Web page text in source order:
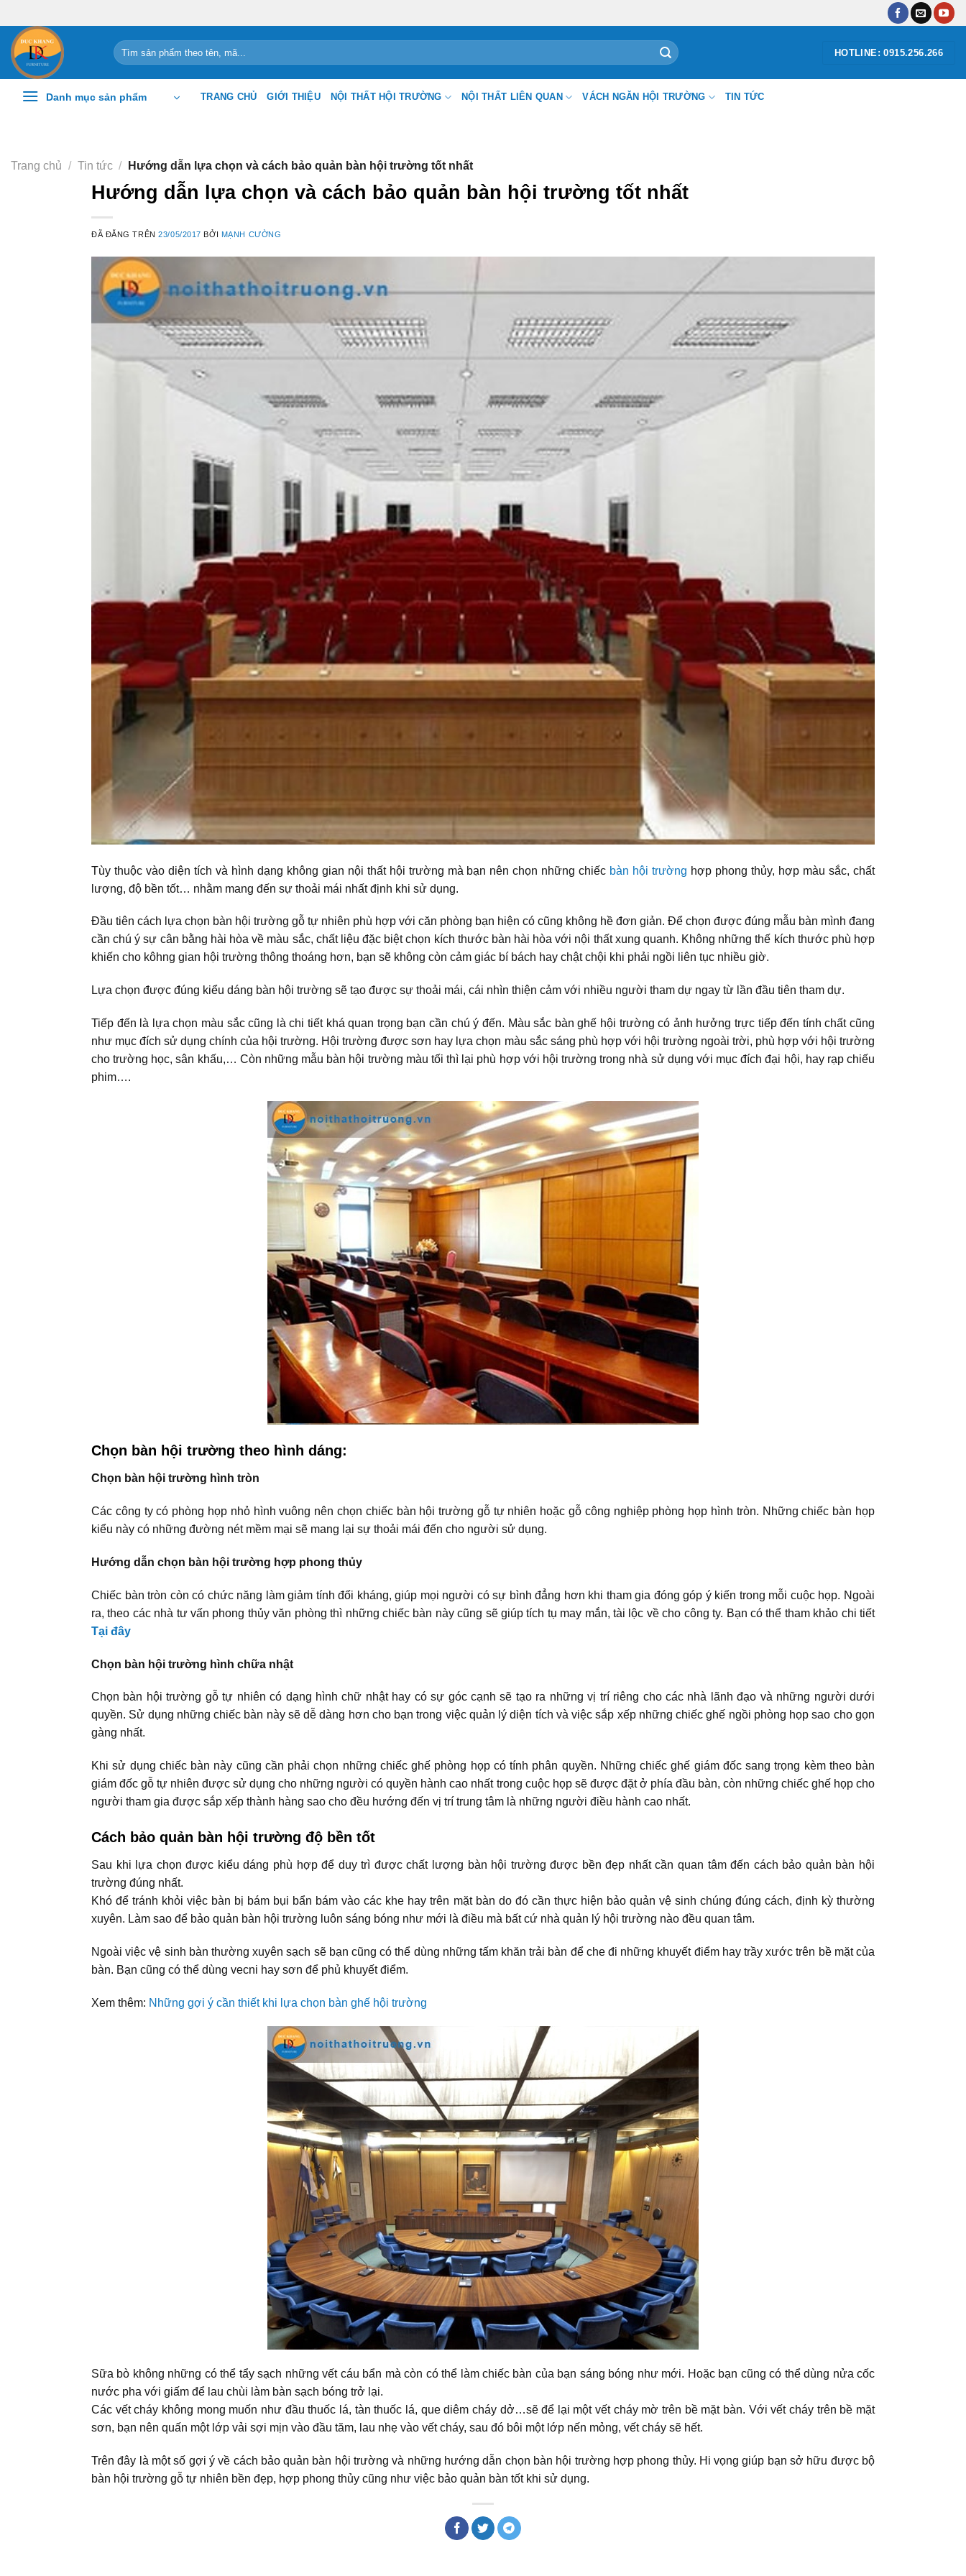
đến
nội
dung
Tìm
kiếm:
HOTLINE: 0915.256.266
Danh mục sản phẩm TRANG CHỦ GIỚI THIỆU NỘI THẤT HỘI TRƯỜNG NỘI THẤT LIÊN QUAN VÁCH NGĂN HỘI TRƯỜNG TIN TỨC
Trang chủ / Tin tức / Hướng dẫn lựa chọn và cách bảo quản bàn hội trường tốt nhất
Hướng dẫn lựa chọn và cách bảo quản bàn hội trường tốt nhất
ĐÃ ĐĂNG TRÊN23/05/2017 BỞI MẠNH CƯỜNG
Tùy thuộc vào diện tích và hình dạng không gian nội thất hội trường mà bạn nên chọn những chiếc bàn hội trường hợp phong thủy, hợp màu sắc, chất
lượng, độ bền tốt… nhằm mang đến sự thoải mái nhất định khi sử dụng.
Đầu tiên cách lựa chọn bàn hội trường gỗ tự nhiên phù hợp với căn phòng bạn hiện có cũng không hề đơn giản. Để chọn được đúng mẫu bàn mình đang
cần chú ý sự cân bằng hài hòa về màu sắc, chất liệu đặc biệt chọn kích thước bàn hài hòa với nội thất xung quanh. Không những thế kích thước phù hợp
khiến cho kôhng gian hội trường thông thoáng hơn, bạn sẽ không còn cảm giác bí bách hay chật chội khi phải ngồi liên tục nhiều giờ.
Lựa chọn được đúng kiểu dáng bàn hội trường sẽ tạo được sự thoải mái, cái nhìn thiện cảm với nhiều người tham dự ngay từ lần đầu tiên tham dự.
Tiếp đến là lựa chọn màu sắc cũng là chi tiết khá quan trọng bạn cần chú ý đến. Màu sắc bàn ghế hội trường có ảnh hưởng trực tiếp đến tính chất cũng
như mục đích sử dụng chính của hội trường. Hội trường được sơn hay lựa chọn màu sắc sáng phù hợp với hội trường ngoài trời, phù hợp với hội trường
cho trường học, sân khấu,… Còn những mẫu bàn hội trường màu tối thì lại phù hợp với hội trường trong nhà sử dụng với mục đích đại hội, hay rạp chiếu
phim….
Chọn bàn hội trường theo hình dáng:
Chọn bàn hội trường hình tròn
Các công ty có phòng họp nhỏ hình vuông nên chọn chiếc bàn hội trường gỗ tự nhiên hoặc gỗ công nghiệp phòng họp hình tròn. Những chiếc bàn họp
kiểu này có những đường nét mềm mại sẽ mang lại sự thoải mái đến cho người sử dụng.
Hướng dẫn chọn bàn hội trường hợp phong thủy
Chiếc bàn tròn còn có chức năng làm giảm tính đối kháng, giúp mọi người có sự bình đẳng hơn khi tham gia đóng góp ý kiến trong mỗi cuộc họp. Ngoài
ra, theo các nhà tư vấn phong thủy văn phòng thì những chiếc bàn này cũng sẽ giúp tích tụ may mắn, tài lộc về cho công ty. Bạn có thể tham khảo chi tiết
Tại đây
Chọn bàn hội trường hình chữa nhật
Chọn bàn hội trường gỗ tự nhiên có dạng hình chữ nhật hay có sự góc cạnh sẽ tạo ra những vị trí riêng cho các nhà lãnh đạo và những người dưới
quyền. Sử dụng những chiếc bàn này sẽ dễ dàng hơn cho bạn trong việc quản lý diện tích và việc sắp xếp những chiếc ghế ngồi phòng họp sao cho gọn
gàng nhất.
Khi sử dụng chiếc bàn này cũng cần phải chọn những chiếc ghế phòng họp có tính phân quyền. Những chiếc ghế giám đốc sang trọng kèm theo bàn
giám đốc gỗ tự nhiên được sử dụng cho những người có quyền hành cao nhất trong cuộc họp sẽ được đặt ở phía đầu bàn, còn những chiếc ghế họp cho
người tham gia được sắp xếp thành hàng sao cho đều hướng đến vị trí trung tâm là những người điều hành cao nhất.
Cách bảo quản bàn hội trường độ bền tốt
Sau khi lựa chọn được kiểu dáng phù hợp để duy trì được chất lượng bàn hội trường được bền đẹp nhất cần quan tâm đến cách bảo quản bàn hội
trường đúng nhất.
Khó để tránh khỏi việc bàn bị bám bụi bẩn bám vào các khe hay trên mặt bàn do đó cần thực hiện bảo quản vệ sinh chúng đúng cách, định kỳ thường
xuyên. Làm sao để bảo quản bàn hội trường luôn sáng bóng như mới là điều mà bất cứ nhà quản lý hội trường nào đều quan tâm.
Ngoài việc vệ sinh bàn thường xuyên sạch sẽ bạn cũng có thể dùng những tấm khăn trải bàn để che đi những khuyết điểm hay trầy xước trên bề mặt của
bàn. Bạn cũng có thể dùng vecni hay sơn để phủ khuyết điểm.
Xem thêm: Những gợi ý cần thiết khi lựa chọn bàn ghế hội trường
Sữa bò không những có thể tẩy sạch những vết cáu bẩn mà còn có thể làm chiếc bàn của bạn sáng bóng như mới. Hoặc bạn cũng có thể dùng nửa cốc
nước pha với giấm để lau chùi làm bàn sạch bóng trở lại.
Các vết cháy không mong muốn như đầu thuốc lá, tàn thuốc lá, que diêm cháy dở…sẽ để lại một vết cháy mờ trên bề mặt bàn. Với vết cháy trên bề mặt
sơn, bạn nên quấn một lớp vải sợi mịn vào đầu tăm, lau nhẹ vào vết cháy, sau đó bôi một lớp nến mỏng, vết cháy sẽ hết.
Trên đây là một số gợi ý về cách bảo quản bàn hội trường và những hướng dẫn chọn bàn hội trường hợp phong thủy. Hi vọng giúp bạn sở hữu được bộ
bàn hội trường gỗ tự nhiên bền đẹp, hợp phong thủy cũng như việc bảo quản bàn tốt khi sử dụng.